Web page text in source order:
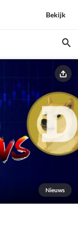
Bekijk
Nieuws